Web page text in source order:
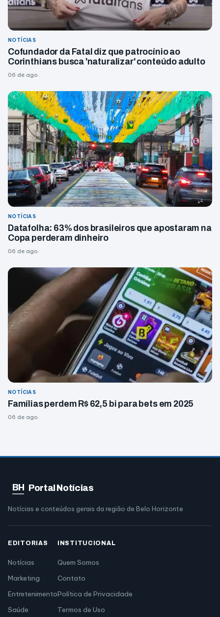
NOTÍCIAS
Cofundador da Fatal diz que patrocínio ao
Corinthians busca 'naturalizar' conteúdo adulto
06 de ago.
NOTÍCIAS
Datafolha: 63% dos brasileiros que apostaram na
Copa perderam dinheiro
06 de ago.
NOTÍCIAS
Famílias perdem R$ 62,5 bi para bets em 2025
06 de ago.
BH Portal Notícias
Notícias e conteúdos gerais da região de Belo Horizonte
EDITORIAS
Notícias
Marketing
Entretenimento
Saúde
INSTITUCIONAL
Quem Somos
Contato
Política de Privacidade
Termos de Uso